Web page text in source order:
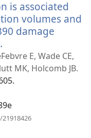
is associated
volumes and
damage
uue
akna)
E, Wade CE,
MK, Holcomb JB.